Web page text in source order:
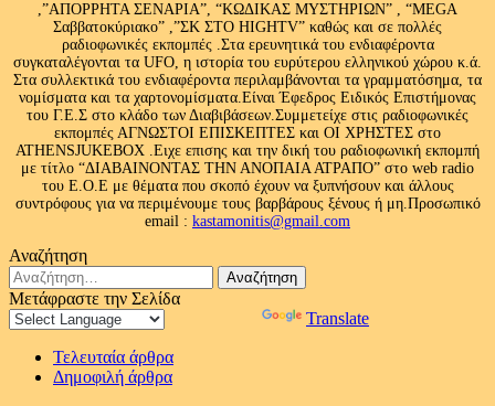
,”ΑΠΟΡΡΗΤΑ ΣΕΝΑΡΙΑ”, “ΚΩΔΙΚΑΣ ΜΥΣΤΗΡΙΩΝ” , “MEGA
Σαββατοκύριακο” ,”ΣΚ ΣΤΟ HIGHTV” καθώς και σε πολλές
ραδιοφωνικές εκπομπές .Στα ερευνητικά του ενδιαφέροντα
συγκαταλέγονται τα UFO, η ιστορία του ευρύτερου ελληνικού χώρου κ.ά.
Στα συλλεκτικά του ενδιαφέροντα περιλαμβάνονται τα γραμματόσημα, τα
νομίσματα και τα χαρτονομίσματα.Είναι Έφεδρος Ειδικός Επιστήμονας
του Γ.Ε.Σ στο κλάδο των Διαβιβάσεων.Συμμετείχε στις ραδιοφωνικές
εκπομπές ΑΓΝΩΣΤΟΙ ΕΠΙΣΚΕΠΤΕΣ και ΟΙ ΧΡΗΣΤΕΣ στο
ATHENSJUKEBOX .Ειχε επισης και την δική του ραδιοφωνική εκπομπή
με τίτλο “ΔΙΑΒΑΙΝΟΝΤΑΣ ΤΗΝ ΑΝΟΠΑΙΑ ΑΤΡΑΠΟ” στο web radio
του Ε.Ο.Ε με θέματα που σκοπό έχουν να ξυπνήσουν και άλλους
συντρόφους για να περιμένουμε τους βαρβάρους ξένους ή μη.Προσωπικό
email : kastamonitis@gmail.com
Αναζήτηση
Αναζήτηση
για:
Μετάφραστε την Σελίδα
Translate
Τελευταία άρθρα
Δημοφιλή άρθρα